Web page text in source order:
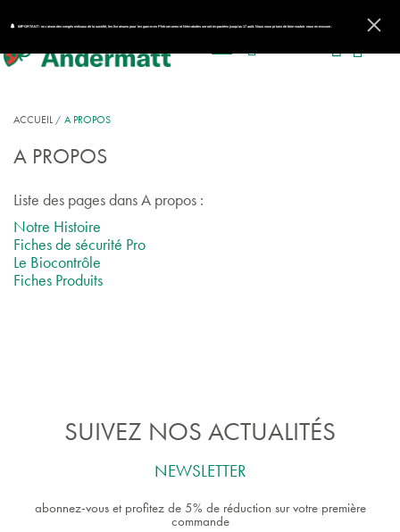
ACCUEIL A PROPOS
A PROPOS
Liste des pages dans A propos :
Notre Histoire
Fiches de sécurité Pro
Le Biocontrôle
Fiches Produits
SUIVEZ NOS ACTUALITÉS
NEWSLETTER
abonnez-vous et profitez de 5% de réduction sur votre première
commande
IMPORTANT : en raison des congés estivaux de la société, les livraisons pour les gammes Phéromones et Nématodes seront impactées jusqu'au 17 août. Nous vous prions de bien vouloir nous en excuser.